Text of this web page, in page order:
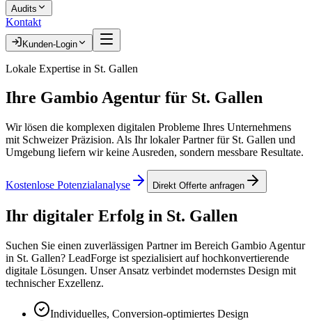
Audits
Kontakt
Kunden-Login
Lokale Expertise in St. Gallen
Ihre Gambio Agentur für St. Gallen
Wir lösen die komplexen digitalen Probleme Ihres Unternehmens
mit Schweizer Präzision. Als Ihr lokaler Partner für St. Gallen und
Umgebung liefern wir keine Ausreden, sondern messbare Resultate.
Kostenlose Potenzialanalyse Direkt Offerte anfragen
Ihr digitaler Erfolg in St. Gallen
Suchen Sie einen zuverlässigen Partner im Bereich Gambio Agentur
in St. Gallen? LeadForge ist spezialisiert auf hochkonvertierende
digitale Lösungen. Unser Ansatz verbindet modernstes Design mit
technischer Exzellenz.
Individuelles, Conversion-optimiertes Design